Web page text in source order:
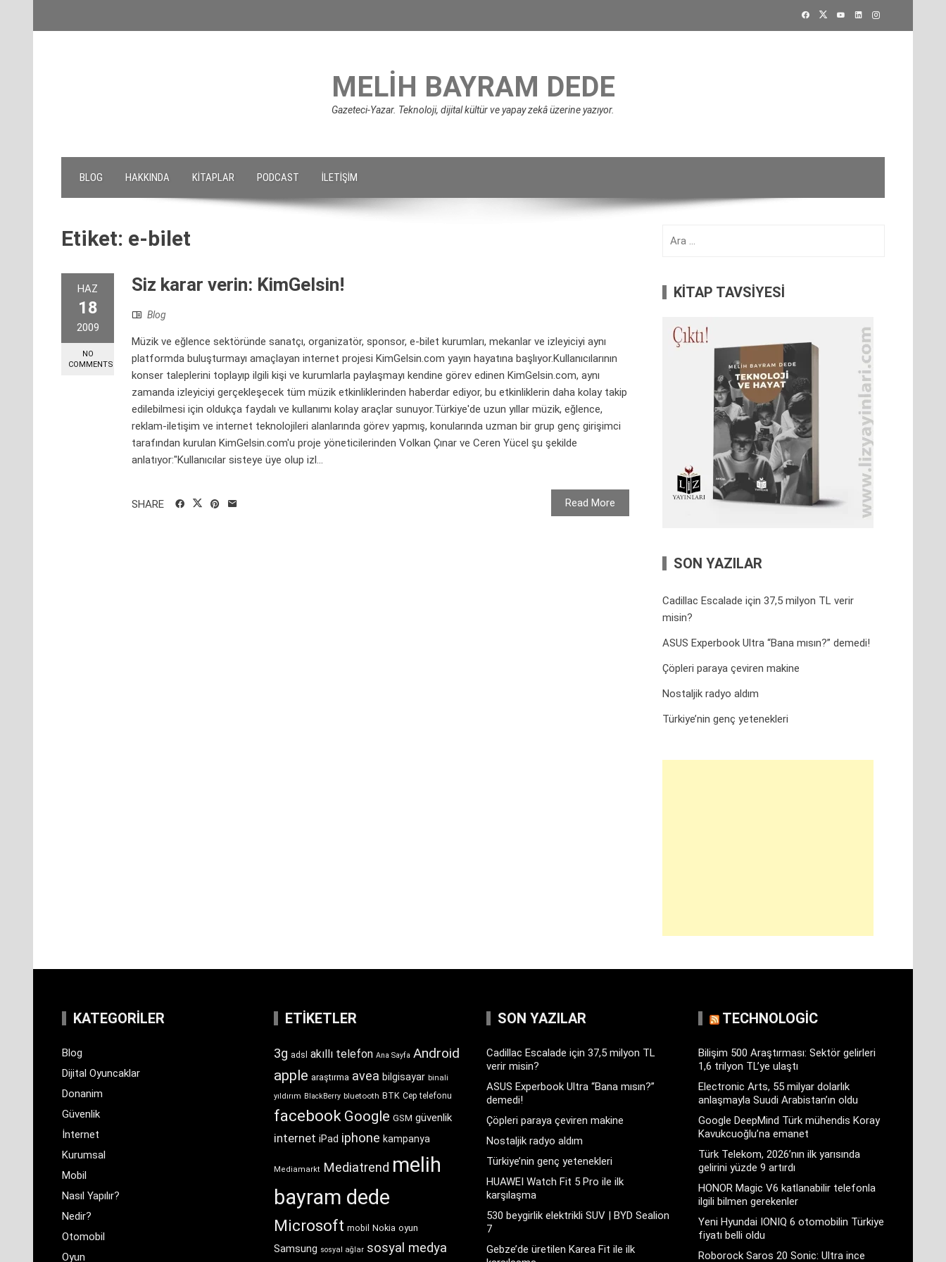
MELIH BAYRAM DEDE
Gazeteci-Yazar. Teknoloji, dijital kültür ve yapay zekâ üzerine yazıyor.
BLOG HAKKINDA KITAPLAR PODCAST İLETIŞIM
Etiket: e-bilet
HAZ
18
2009
NO
COMMENTS
Siz karar verin: KimGelsin!
Blog
Müzik ve eğlence sektöründe sanatçı, organizatör, sponsor, e-bilet kurumları, mekanlar ve izleyiciyi aynı
platformda buluşturmayı amaçlayan internet projesi KimGelsin.com yayın hayatına başlıyor.Kullanıcılarının
konser taleplerini toplayıp ilgili kişi ve kurumlarla paylaşmayı kendine görev edinen KimGelsin.com, aynı
zamanda izleyiciyi gerçekleşecek tüm müzik etkinliklerinden haberdar ediyor, bu etkinliklerin daha kolay takip
edilebilmesi için oldukça faydalı ve kullanımı kolay araçlar sunuyor.Türkiye'de uzun yıllar müzik, eğlence,
reklam-iletişim ve internet teknolojileri alanlarında görev yapmış, konularında uzman bir grup genç girişimci
tarafından kurulan KimGelsin.com'u proje yöneticilerinden Volkan Çınar ve Ceren Yücel şu şekilde
anlatıyor:"Kullanıcılar sisteye üye olup izl...
Read More
SHARE
KİTAP TAVSİYESİ
SON YAZILAR
Cadillac Escalade için 37,5 milyon TL verir
misin?
ASUS Experbook Ultra “Bana mısın?” demedi!
Çöpleri paraya çeviren makine
Nostaljik radyo aldım
Türkiye’nin genç yetenekleri
KATEGORILER
Blog
Dijital Oyuncaklar
Donanim
Güvenlik
İnternet
Kurumsal
Mobil
Nasıl Yapılır?
Nedir?
Otomobil
Oyun
ETIKETLER
3g adsl akıllı telefon Ana Sayfa Android
apple araştırma avea bilgisayar binali
yıldırım BlackBerry bluetooth BTK Cep telefonu
facebook Google GSM güvenlik
internet iPad iphone kampanya
Mediamarkt Mediatrend melih
bayram dede
Microsoft mobil Nokia oyun
Samsung sosyal ağlar sosyal medya
SON YAZILAR
Cadillac Escalade için 37,5 milyon TL
verir misin?
ASUS Experbook Ultra “Bana mısın?”
demedi!
Çöpleri paraya çeviren makine
Nostaljik radyo aldım
Türkiye’nin genç yetenekleri
HUAWEI Watch Fit 5 Pro ile ilk
karşılaşma
530 beygirlik elektrikli SUV | BYD Sealion
7
Gebze’de üretilen Karea Fit ile ilk
TECHNOLOGIC
Bilişim 500 Araştırması: Sektör gelirleri
1,6 trilyon TL’ye ulaştı
Electronic Arts, 55 milyar dolarlık
anlaşmayla Suudi Arabistan’ın oldu
Google DeepMind Türk mühendis Koray
Kavukcuoğlu’na emanet
Türk Telekom, 2026’nın ilk yarısında
gelirini yüzde 9 artırdı
HONOR Magic V6 katlanabilir telefonla
ilgili bilmen gerekenler
Yeni Hyundai IONIQ 6 otomobilin Türkiye
fiyatı belli oldu
Roborock Saros 20 Sonic: Ultra ince